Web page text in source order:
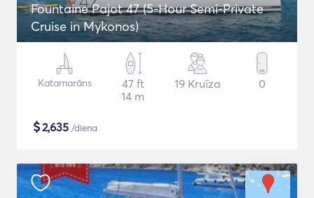
Fountaine Pajot 47 (5-Hour Semi-Private
Cruise in Mykonos)
Katamarāns
47 ft
14 m
19 Kruīza 0
$2,635 /diena